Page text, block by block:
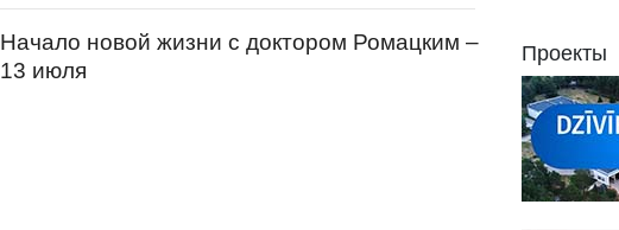
Начало новой жизни с доктором Ромацким –
13 июля
Проекты